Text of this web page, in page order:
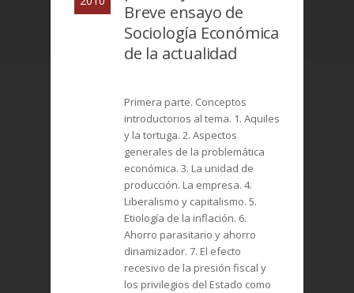
Breve ensayo de
Sociología Económica
de la actualidad
Primera parte. Conceptos
introductorios al tema. 1. Aquiles
y la tortuga. 2. Aspectos
generales de la problemática
económica. 3. La unidad de
producción. La empresa. 4.
Liberalismo y capitalismo. 5.
Etiología de la inflación. 6.
Ahorro parasitario y ahorro
dinamizador. 7. El efecto
recesivo de la presión fiscal y
los privilegios del Estado como